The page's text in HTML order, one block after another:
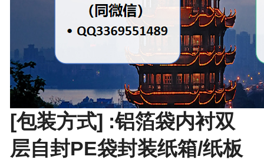
[包装方式] :铝箔袋内衬双
层自封PE袋封装纸箱/纸板